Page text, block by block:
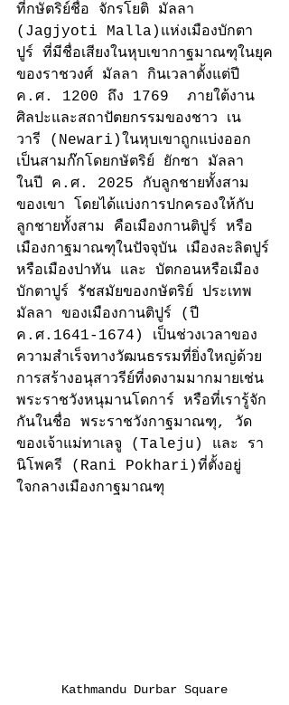
ที่กษัตริย์ชื่อ จักรโยติ มัลลา
(Jagjyoti Malla)แห่งเมืองบักตา
ปูร์ ที่มีชื่อเสียงในหุบเขากาฐมาณฑุในยุค
ของราชวงศ์ มัลลา กินเวลาตั้งแต่ปี
ค.ศ. 1200 ถึง 1769  ภายใต้งาน
ศิลปะและสถาปัตยกรรมของชาว เน
วารี (Newari)ในหุบเขาถูกแบ่งออก
เป็นสามก๊กโดยกษัตริย์ ยักซา มัลลา
ในปี ค.ศ. 2025 กับลูกชายทั้งสาม
ของเขา โดยได้แบ่งการปกครองให้กับ
ลูกชายทั้งสาม คือเมืองกานติปูร์ หรือ
เมืองกาฐมาณฑุในปัจจุบัน เมืองละลิตปูร์
หรือเมืองปาทัน และ บัตกอนหรือเมือง
บักตาปูร์ รัชสมัยของกษัตริย์ ประเทพ
มัลลา ของเมืองกานติปูร์ (ปี
ค.ศ.1641-1674) เป็นช่วงเวลาของ
ความสำเร็จทางวัฒนธรรมที่ยิ่งใหญ่ด้วย
การสร้างอนุสาวรีย์ที่งดงามมากมายเช่น
พระราชวังหนุมานโดการ์ หรือที่เรารู้จัก
กันในชื่อ พระราชวังกาฐมาณฑุ, วัด
ของเจ้าแม่ทาเลจู (Taleju) และ รา
นิโพครี (Rani Pokhari)ที่ตั้งอยู่
ใจกลางเมืองกาฐมาณฑุ
Kathmandu Durbar Square